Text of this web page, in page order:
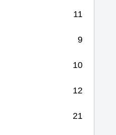
11
9
10
12
21